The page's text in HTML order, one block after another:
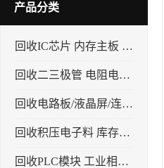
产品分类
回收IC芯片 内存主板 CPU
回收二三极管 电阻电容 晶振
回收电路板/液晶屏/连接器
回收积压电子料 库存电子产品
回收PLC模块 工业相机 镜头